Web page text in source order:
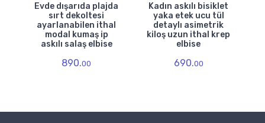
Evde dışarıda plajda
sırt dekoltesi
ayarlanabilen ithal
modal kumaş ip
askılı salaş elbise
890.00
Kadın askılı bisiklet
yaka etek ucu tül
detaylı asimetrik
kiloş uzun ithal krep
elbise
690.00